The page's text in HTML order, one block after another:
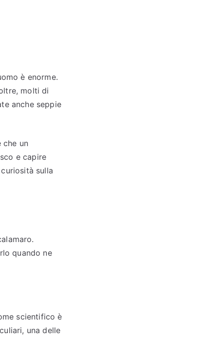
è enorme.
molti di
anche seppie
che un
e capire
sulla
quando ne
scientifico è
una delle